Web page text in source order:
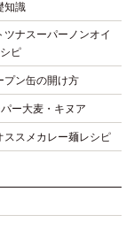
知識
ツナスーパーノンオイ
ピ
プン缶の開け方
ー大麦・キヌア
ススメカレー麺レシピ